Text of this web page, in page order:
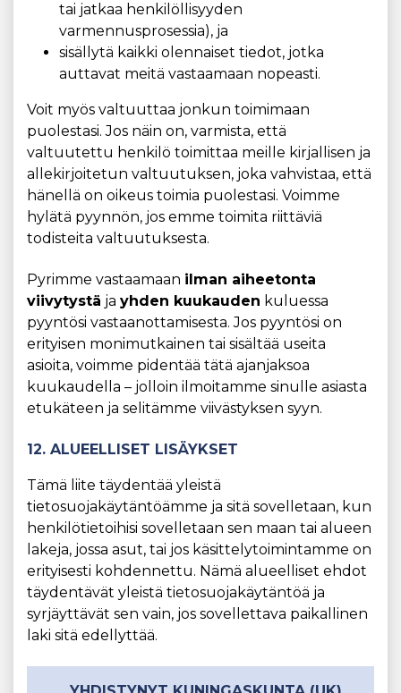
tai jatkaa henkilöllisyyden
varmennusprosessia), ja
sisällytä kaikki olennaiset tiedot, jotka
auttavat meitä vastaamaan nopeasti.
Voit myös valtuuttaa jonkun toimimaan
puolestasi. Jos näin on, varmista, että
valtuutettu henkilö toimittaa meille kirjallisen ja
allekirjoitetun valtuutuksen, joka vahvistaa, että
hänellä on oikeus toimia puolestasi. Voimme
hylätä pyynnön, jos emme toimita riittäviä
todisteita valtuutuksesta.
Pyrimme vastaamaan ilman aiheetonta
viivytystä ja yhden kuukauden kuluessa
pyyntösi vastaanottamisesta. Jos pyyntösi on
erityisen monimutkainen tai sisältää useita
asioita, voimme pidentää tätä ajanjaksoa
kuukaudella – jolloin ilmoitamme sinulle asiasta
etukäteen ja selitämme viivästyksen syyn.
12. ALUEELLISET LISÄYKSET
Tämä liite täydentää yleistä
tietosuojakäytäntöämme ja sitä sovelletaan, kun
henkilötietoihisi sovelletaan sen maan tai alueen
lakeja, jossa asut, tai jos käsittelytoimintamme on
erityisesti kohdennettu. Nämä alueelliset ehdot
täydentävät yleistä tietosuojakäytäntöä ja
syrjäyttävät sen vain, jos sovellettava paikallinen
laki sitä edellyttää.